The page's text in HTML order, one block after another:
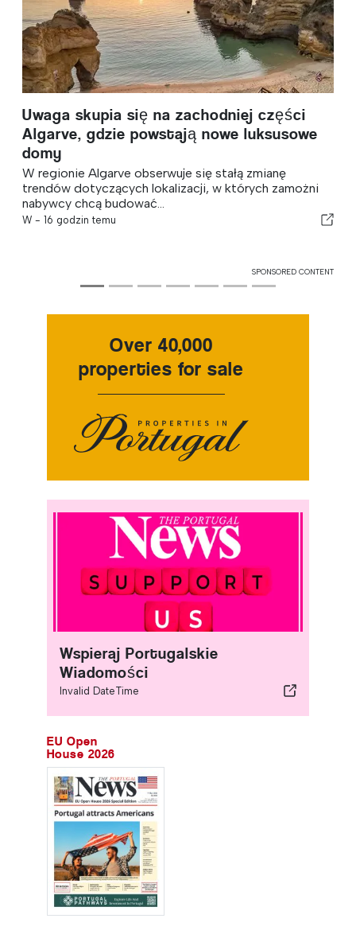
Uwaga skupia się na zachodniej części
Algarve, gdzie powstają nowe luksusowe
domy
W regionie Algarve obserwuje się stałą zmianę
trendów dotyczących lokalizacji, w których zamożni
nabywcy chcą budować...
W - 16 godzin temu
SPONSORED CONTENT
Over 40,000
properties for sale
Wspieraj Portugalskie
Wiadomości
Invalid DateTime
EU Open
House 2026